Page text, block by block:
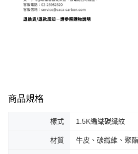
商品規格
樣式 1.5K編織碳纖紋
材質 牛皮、碳纖維、聚